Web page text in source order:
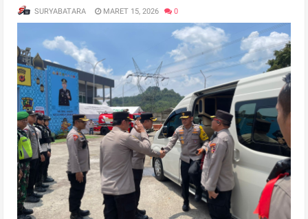
SURYABATARA MARET 15, 2026 0